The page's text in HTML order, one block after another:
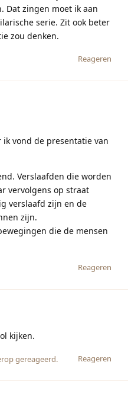
Dat zingen moet ik aan
serie. Zit ook beter
zou denken.
Reageren
vond de presentatie van
Verslaafden die worden
vervolgens op straat
verslaafd zijn en de
zijn.
die de mensen
Reageren
kijken.
Reageren
gereageerd.